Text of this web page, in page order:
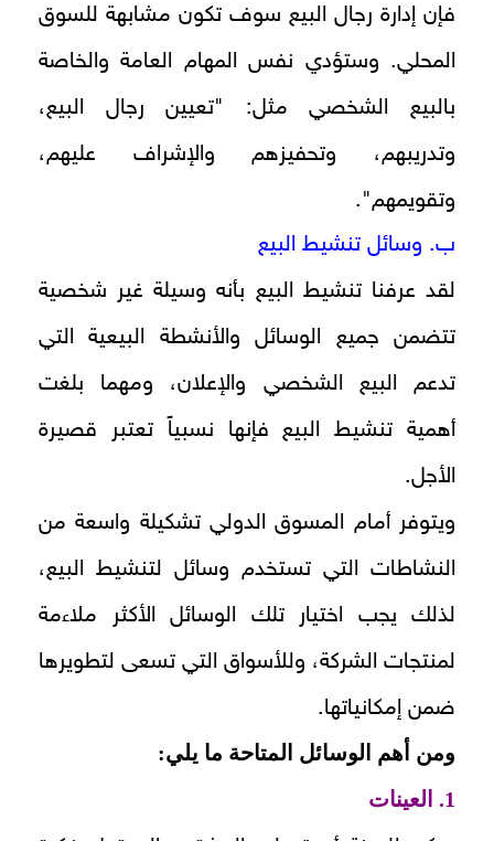
فإن إدارة رجال البيع سوف تكون مشابهة للسوق
المحلي. وستؤدي نفس المهام العامة والخاصة
بالبيع الشخصي مثل: "تعيين رجال البيع،
وتدريبهم، وتحفيزهم والإشراف عليهم،
وتقويمهم".
ب. وسائل تنشيط البيع
لقد عرفنا تنشيط البيع بأنه وسيلة غير شخصية
تتضمن جميع الوسائل والأنشطة البيعية التي
تدعم البيع الشخصي والإعلان، ومهما بلغت
أهمية تنشيط البيع فإنها نسبياً تعتبر قصيرة
الأجل.
ويتوفر أمام المسوق الدولي تشكيلة واسعة من
النشاطات التي تستخدم وسائل لتنشيط البيع،
لذلك يجب اختيار تلك الوسائل الأكثر ملاءمة
لمنتجات الشركة، وللأسواق التي تسعى لتطويرها
ضمن إمكانياتها.
ومن أهم الوسائل المتاحة ما يلي:
1. العينات